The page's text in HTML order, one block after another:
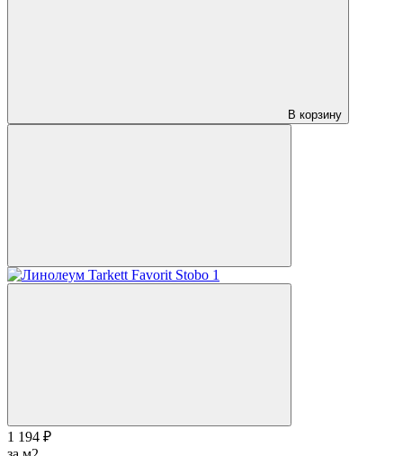
В корзину
1 194 ₽